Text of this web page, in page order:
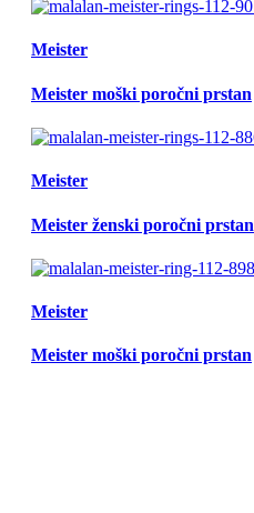
Meister
Meister moški poročni prstan
Meister
Meister ženski poročni prstan
Meister
Meister moški poročni prstan